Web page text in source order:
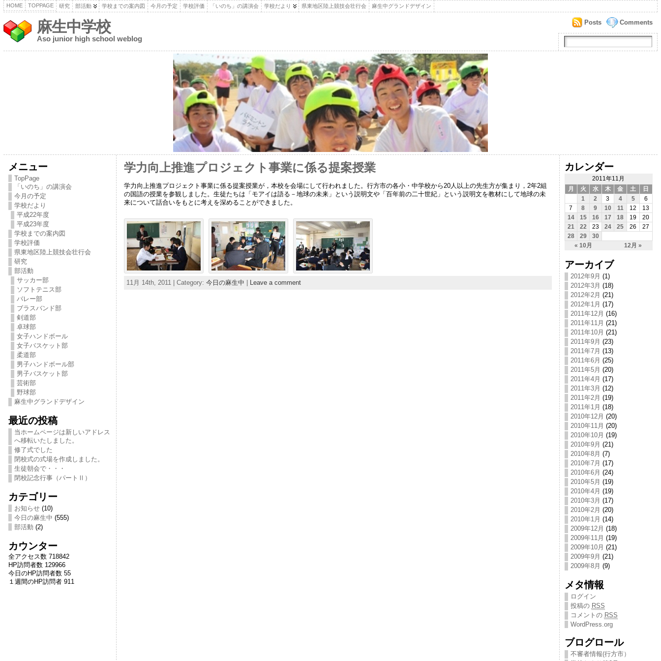
HOME TOPPAGE 研究 部活動 学校までの案内図 今月の予定 学校評価 「いのち」の講演会 学校だより 県東地区陸上競技会壮行会 麻生中グランドデザイン
麻生中学校
Aso junior high school weblog
Comments
Posts
メニュー
TopPage
「いのち」の講演会
今月の予定
学校だより
平成22年度
平成23年度
学校までの案内図
学校評価
県東地区陸上競技会壮行会
研究
部活動
サッカー部
ソフトテニス部
バレー部
ブラスバンド部
剣道部
卓球部
女子ハンドボール
女子バスケット部
柔道部
男子ハンドボール部
男子バスケット部
芸術部
野球部
麻生中グランドデザイン
最近の投稿
当ホームページは新しいアドレス
へ移転いたしました。
修了式でした
閉校式の式場を作成しました。
生徒朝会で・・・
閉校記念行事（パートⅡ）
カテゴリー
お知らせ(10)
今日の麻生中 (555)
部活動 (2)
カウンター
全アクセス数 718842
HP訪問者数 129966
今日のHP訪問者数 55
１週間のHP訪問者 911
学力向上推進プロジェクト事業に係る提案授業
学力向上推進プロジェクト事業に係る提案授業が，本校を会場にして行われました。行方市の各小・中学校から20人以上の先生方が集まり，2年2組
の国語の授業を参観しました。生徒たちは「モアイは語る－地球の未来」という説明文や「百年前の二十世紀」という説明文を教材にして地球の未
来について話合いをもとに考えを深めることができました。
11月 14th, 2011 | Category: 今日の麻生中 | Leave a comment
カレンダー
2011年11月
月
火 水 木 金 土 日
« 10月 12月 »
1 2 3 4 5
6
7
8 9 10 11 12
13
14
15 16 17 18 19
20
21
22 23 24 25 26
27
28
29 30
アーカイブ
2012年9月 (1)
2012年3月 (18)
2012年2月 (21)
2012年1月 (17)
2011年12月 (16)
2011年11月 (21)
2011年10月 (21)
2011年9月 (23)
2011年7月 (13)
2011年6月 (25)
2011年5月 (20)
2011年4月 (17)
2011年3月 (12)
2011年2月 (19)
2011年1月 (18)
2010年12月 (20)
2010年11月 (20)
2010年10月 (19)
2010年9月 (21)
2010年8月 (7)
2010年7月 (17)
2010年6月 (24)
2010年5月 (19)
2010年4月 (19)
2010年3月 (17)
2010年2月 (20)
2010年1月 (14)
2009年12月 (18)
2009年11月 (19)
2009年10月 (21)
2009年9月 (21)
2009年8月 (9)
メタ情報
ログイン
投稿の RSS
コメントの RSS
WordPress.org
ブログロール
不審者情報(行方市）